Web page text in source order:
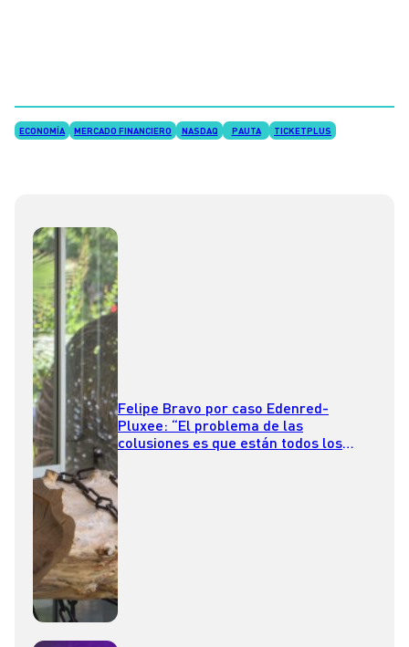
ECONOMÍA MERCADO FINANCIERO NASDAQ PAUTA TICKETPLUS
Felipe Bravo por caso Edenred-
Pluxee: “El problema de las
colusiones es que están todos los